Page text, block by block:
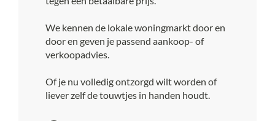
We kennen de lokale woningmarkt door en
door en geven je passend aankoop- of
verkoopadvies.
Of je nu volledig ontzorgd wilt worden of
liever zelf de touwtjes in handen houdt.